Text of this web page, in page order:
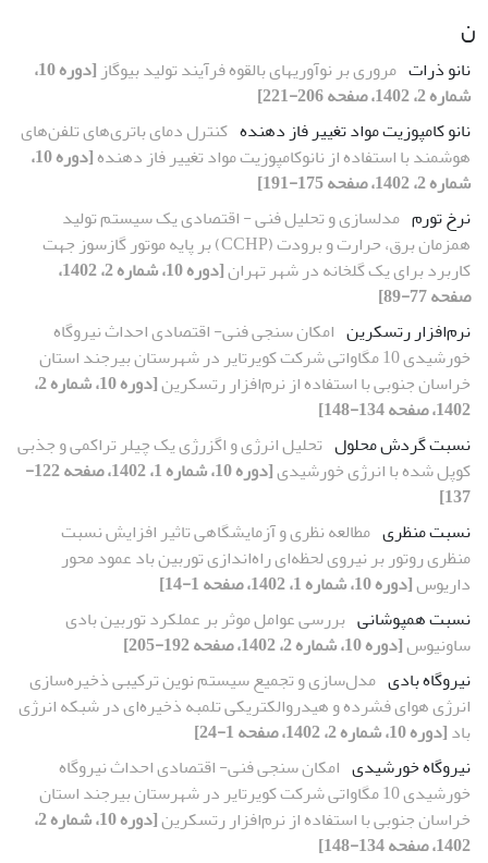
ن
نانو ذرات مروری بر نوآوری‎های بالقوه فرآیند تولید بیوگاز
[دوره 10،
شماره 2، 1402، صفحه 206-221]
نانو کامپوزیت مواد تغییر فاز دهنده کنترل دمای باتری‌های تلفن‌های
هوشمند با استفاده از نانوکامپوزیت مواد تغییر فاز دهنده
[دوره 10،
شماره 2، 1402، صفحه 175-191]
نرخ تورم مدلسازی و تحلیل فنی - اقتصادی یک سیستم تولید
همزمان برق، حرارت و برودت (CCHP) بر پایه موتور گازسوز جهت
کاربرد برای یک گلخانه در شهر تهران
[دوره 10، شماره 2، 1402،
صفحه 77-89]
نرم‌افزار رتسکرین امکان سنجی فنی- اقتصادی احداث نیروگاه
خورشیدی 10 مگاواتی شرکت کویرتایر در شهرستان بیرجند استان
خراسان جنوبی با استفاده از نرم‌افزار رتسکرین
[دوره 10، شماره 2،
1402، صفحه 134-148]
نسبت گردش محلول تحلیل انرژی و اگزرژی یک چیلر تراکمی و جذبی
کوپل شده با انرژی خورشیدی
[دوره 10، شماره 1، 1402، صفحه 122-
137]
نسبت منظری مطالعه نظری و آزمایشگاهی تاثیر افزایش نسبت
منظری روتور بر نیروی لحظه‌ای راه‌اندازی توربین باد عمود محور
داریوس[دوره 10، شماره 1، 1402، صفحه 1-14]
نسبت همپوشانی بررسی عوامل موثر بر عملکرد توربین بادی
ساونیوس[دوره 10، شماره 2، 1402، صفحه 192-205]
نیروگاه بادی مدل‌سازی و تجمیع سیستم نوین ترکیبی ذخیره‌سازی
انرژی هوای فشرده و هیدروالکتریکی تلمبه ذخیره‌ای در شبکه انرژی
باد[دوره 10، شماره 2، 1402، صفحه 1-24]
نیروگاه خورشیدی امکان سنجی فنی- اقتصادی احداث نیروگاه
خورشیدی 10 مگاواتی شرکت کویرتایر در شهرستان بیرجند استان
خراسان جنوبی با استفاده از نرم‌افزار رتسکرین
[دوره 10، شماره 2،
1402، صفحه 134-148]